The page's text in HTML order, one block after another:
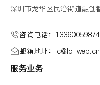
深圳市龙华区民治街道融
咨询电话：13360059874
邮箱地址：lc@Ic-web.cn
服务业务